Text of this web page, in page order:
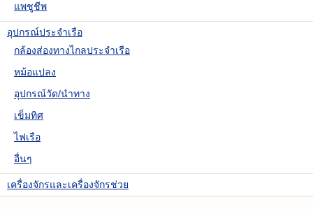
แพชูชีพ
อุปกรณ์ประจำเรือ
กล้องส่องทางไกลประจำเรือ
หม้อแปลง
อุปกรณ์วัด/นำทาง
เข็มทิศ
ไฟเรือ
อื่นๆ
เครื่องจักรและเครื่องจักรช่วย